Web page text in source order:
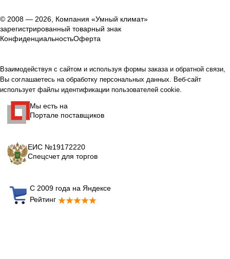
© 2008 — 2026, Компания «Умный климат»
зарегистрированный товарный знак
КонфиденциальностьОферта
Взаимодействуя с сайтом и используя формы заказа и обратной связи,
Вы соглашаетесь на обработку персональных данных. Веб-сайт
использует файлы идентификации пользователей cookie.
Мы есть на
Портале поставщиков
ЕИС №19172220
Спецсчет для торгов
С 2009 года на Яндексе
Рейтинг